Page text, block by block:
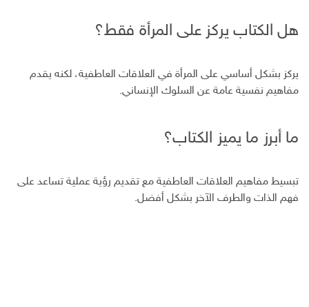
هل الكتاب يركز على المرأة فقط؟
يركز بشكل أساسي على المرأة في العلاقات العاطفية، لكنه يقدم
مفاهيم نفسية عامة عن السلوك الإنساني.
ما أبرز ما يميز الكتاب؟
تبسيط مفاهيم العلاقات العاطفية مع تقديم رؤية عملية تساعد على
فهم الذات والطرف الآخر بشكل أفضل.